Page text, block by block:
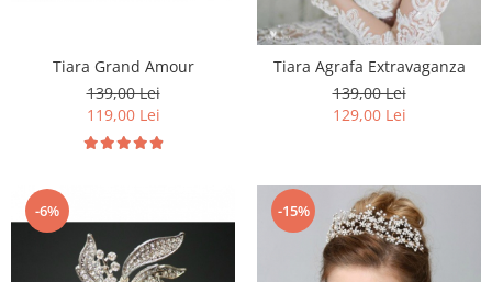
Tiara Grand Amour
139,00 Lei
119,00 Lei
Tiara Agrafa Extravaganza
139,00 Lei
129,00 Lei
-6% -15%